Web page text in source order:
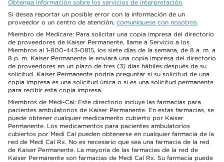
Obtenga información sobre los servicios de interpretación.
Si desea reportar un posible error con la información de un
proveedor o un centro de atención, comuníquese con nosotros.
Miembro de Medicare: Para solicitar una copia impresa del directorio
de proveedores de Kaiser Permanente, llame a Servicio a los
Miembros al 1-800-443-0815, los siete días de la semana, de 8 a. m. a
8 p. m. Kaiser Permanente le enviará una copia impresa del directorio
de proveedores en un plazo de tres (3) días hábiles después de su
solicitud. Kaiser Permanente podría preguntar si su solicitud de una
copia impresa es una solicitud única o si es una solicitud permanente
para recibir esta copia impresa.
Miembros de Medi-Cal: Este directorio incluye las farmacias para
pacientes ambulatorios de Kaiser Permanente. En estas farmacias, se
puede obtener cualquier medicamento cubierto por Kaiser
Permanente. Los medicamentos para pacientes ambulatorios
cubiertos por Medi Cal pueden obtenerse en cualquier farmacia de la
red de Medi Cal Rx. No es necesario que sea una farmacia de la red
de Kaiser Permanente. La mayoría de las farmacias de la red de
Kaiser Permanente son farmacias de Medi Cal Rx. Su farmacia puede